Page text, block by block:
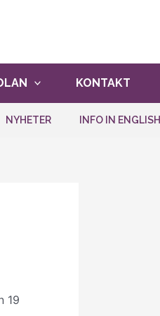
KONTAKT
NYHETER INFO IN ENGLISH
19